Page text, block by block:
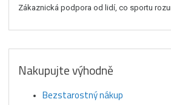
Zákaznická podpora od lidí, co sportu
Nakupujte výhodně
Bezstarostný nákup